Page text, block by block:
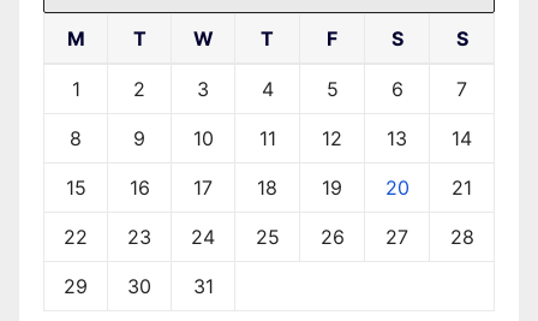
M T W T F S S
1 2 3 4 5 6 7
8 9 10 11 12 13 14
15 16 17 18 19 20 21
22 23 24 25 26 27 28
29 30 31